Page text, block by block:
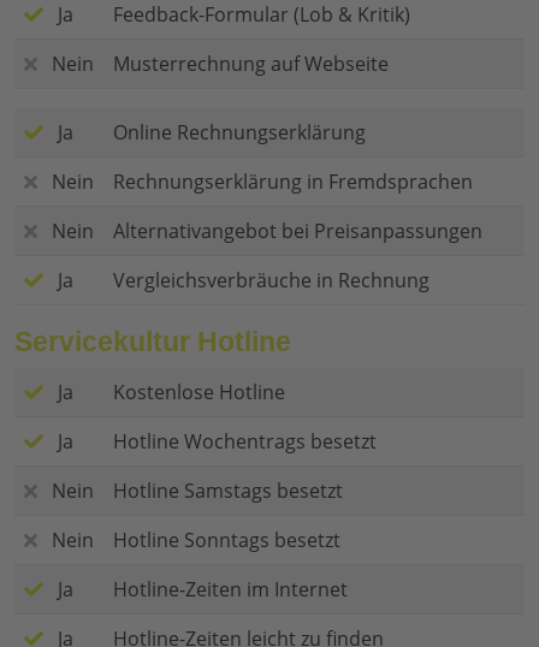
Ja
Feedback-Formular (Lob & Kritik)
Nein
Musterrechnung auf Webseite
Ja
Online Rechnungserklärung
Nein
Rechnungserklärung in Fremdsprachen
Nein
Alternativangebot bei Preisanpassungen
Ja
Vergleichsverbräuche in Rechnung
Servicekultur Hotline
Ja
Kostenlose Hotline
Ja
Hotline Wochentrags besetzt
Nein
Hotline Samstags besetzt
Nein
Hotline Sonntags besetzt
Ja
Hotline-Zeiten im Internet
Ja
Hotline-Zeiten leicht zu finden